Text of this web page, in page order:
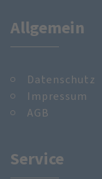
Allgemein
Datenschutz
Impressum
AGB
Service